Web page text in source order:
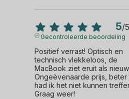
5/5
Gecontroleerde beoordeling
Positief verrast! Optisch en
technisch vlekkeloos, de
MacBook ziet eruit als
Ongeëvenaarde prijs, beter
had ik het niet kunnen
Graag weer!